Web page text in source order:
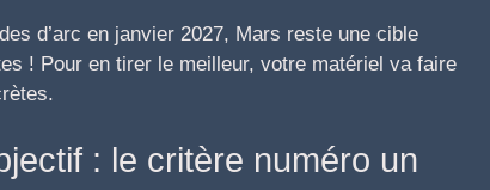
d’arc en janvier 2027, Mars reste une cible
! Pour en tirer le meilleur, votre matériel va faire
: le critère numéro un